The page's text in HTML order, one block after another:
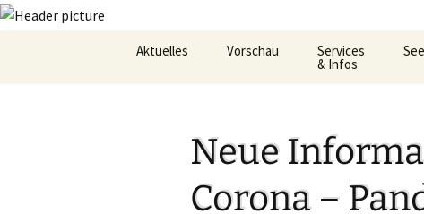
Zum
springen
Aktuelles Vorschau
Zukunftswerkstatt –
Startseite
Services
& Infos
Gemeindeheft
St.Hildegard
Flüchtlingshilfe
Neue
Corona –